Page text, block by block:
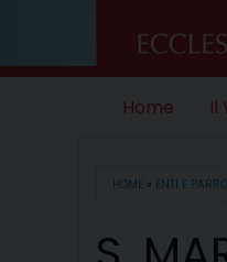
Home Il
HOME » ENTI E